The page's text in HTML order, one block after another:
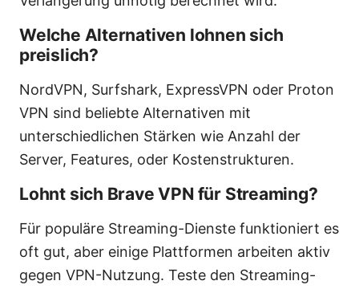
Welche Alternativen lohnen sich
preislich?
NordVPN, Surfshark, ExpressVPN oder Proton
VPN sind beliebte Alternativen mit
unterschiedlichen Stärken wie Anzahl der
Server, Features, oder Kostenstrukturen.
Lohnt sich Brave VPN für Streaming?
Für populäre Streaming-Dienste funktioniert es
oft gut, aber einige Plattformen arbeiten aktiv
gegen VPN-Nutzung. Teste den Streaming-